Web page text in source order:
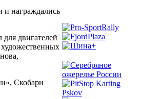
и награждались
двигателей
Скобари